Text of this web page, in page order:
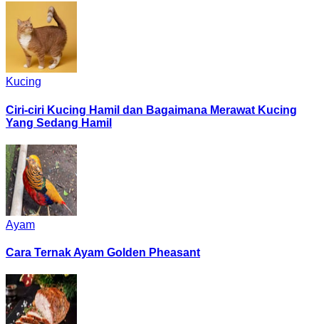
Kucing
Ciri-ciri Kucing Hamil dan Bagaimana Merawat Kucing
Yang Sedang Hamil
Ayam
Cara Ternak Ayam Golden Pheasant